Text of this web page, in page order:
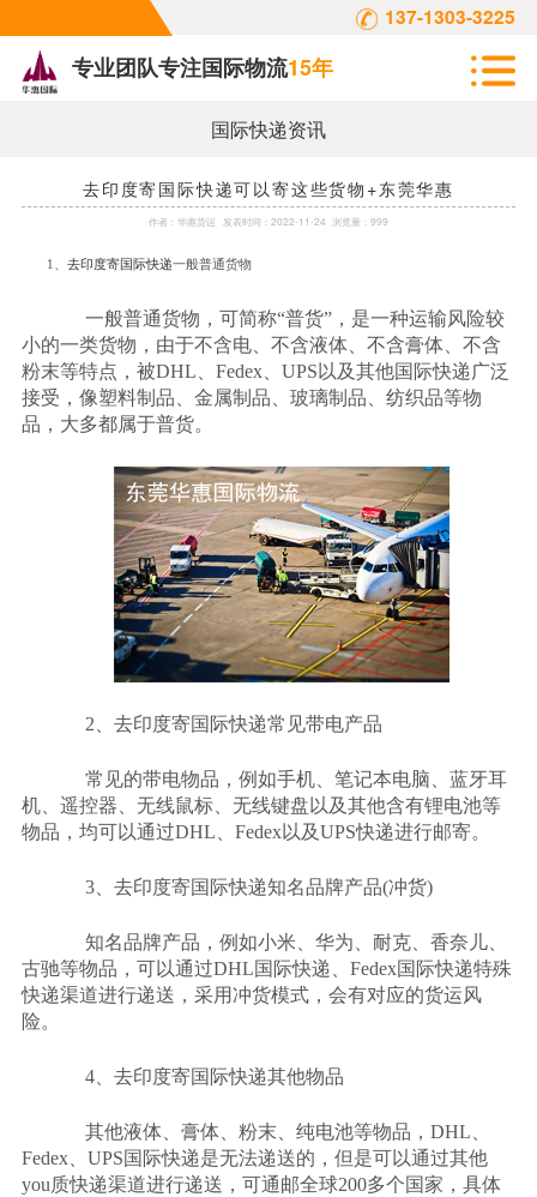
137-1303-3225
专业团队专注国际物流15年
国际快递资讯
去印度寄国际快递可以寄这些货物+东莞华惠
作者： 华惠货运 发表时间： 2022-11-24 浏览量：999
1 、去印度寄国际快递一般普通货物
一般普通货物，可简称“普货”，是一种运输风险较
小的一类货物，由于不含电、不含液体、不含膏体、不含
粉末等特点，被DHL Fedex、 UPS 以及其他国际快递广泛
接受，像塑料制品、金属制品、玻璃制品、纺织品等物
品，大多都属于普货。
2 、去印度寄国际快递常见带电产品
常见的带电物品，例如手机、笔记本电脑、蓝牙耳
机、遥控器、无线鼠标、无线键盘以及其他含有锂电池等
物品，均可以通过DHL Fedex以及UPS快递进行邮寄。
3 、去印度寄国际快递知名品牌产品(冲货)
知名品牌产品，例如小米、华为、耐克、香奈儿、
古驰等物品，可以通过DHL国际快递、 Fedex国际快递特殊
快递渠道进行递送，采用冲货模式，会有对应的货运风
险。
4 、去印度寄国际快递其他物品
其他液体、膏体、粉末、纯电池等物品，DHL
Fedex、 UPS国际快递是无法递送的，但是可以通过其他
you质快递渠道进行递送，可通邮全球200多个国家，具体